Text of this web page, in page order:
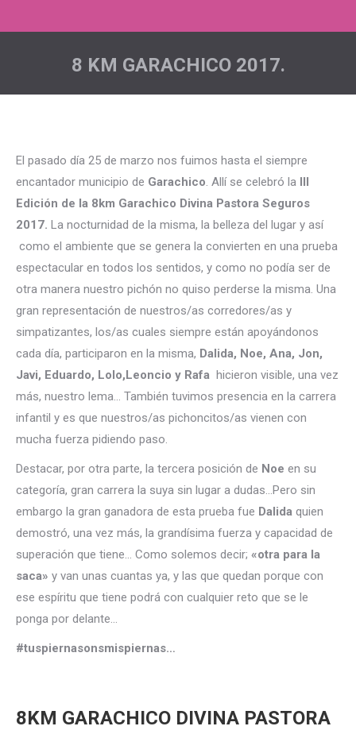
8 KM GARACHICO 2017.
El pasado día 25 de marzo nos fuimos hasta el siempre
encantador municipio de Garachico. Allí se celebró la III
Edición de la 8km Garachico Divina Pastora Seguros
2017. La nocturnidad de la misma, la belleza del lugar y así
como el ambiente que se genera la convierten en una prueba
espectacular en todos los sentidos, y como no podía ser de
otra manera nuestro pichón no quiso perderse la misma. Una
gran representación de nuestros/as corredores/as y
simpatizantes, los/as cuales siempre están apoyándonos
cada día, participaron en la misma, Dalida, Noe, Ana, Jon,
Javi, Eduardo, Lolo,Leoncio y Rafa hicieron visible, una vez
más, nuestro lema… También tuvimos presencia en la carrera
infantil y es que nuestros/as pichoncitos/as vienen con
mucha fuerza pidiendo paso.
Destacar, por otra parte, la tercera posición de Noe en su
categoría, gran carrera la suya sin lugar a dudas…Pero sin
embargo la gran ganadora de esta prueba fue Dalida quien
demostró, una vez más, la grandísima fuerza y capacidad de
superación que tiene… Como solemos decir; «otra para la
saca» y van unas cuantas ya, y las que quedan porque con
ese espíritu que tiene podrá con cualquier reto que se le
ponga por delante…
#tuspiernasonsmispiernas…
8KM GARACHICO DIVINA PASTORA